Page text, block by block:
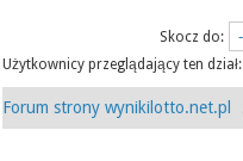
Skocz do:
Użytkownicy przeglądający ten
Forum strony wynikilotto.net.pl